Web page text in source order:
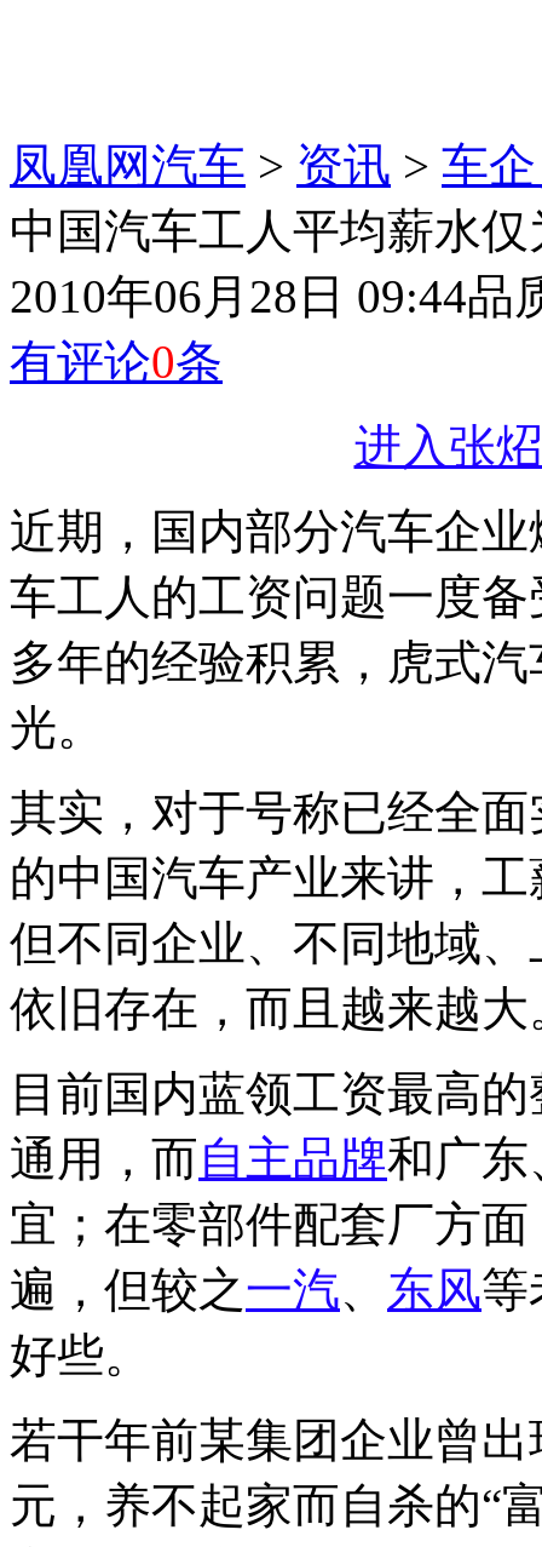
凤凰网汽车 > 资讯 > 车
中国汽车工人平均薪水仅
2010年06月28日 09:44品
有评论0条
进入张
近期，国内部分汽车企
车工人的工资问题一度
多年的经验积累，虎式
光。
其实，对于号称已经全
的中国汽车产业来讲，
但不同企业、不同地域
依旧存在，而且越来越大
目前国内蓝领工资最高
通用，而自主品牌和广东
宜；在零部件配套厂方
遍，但较之一汽、 东风等
好些。
若干年前某集团企业曾
元，养不起家而自杀的“